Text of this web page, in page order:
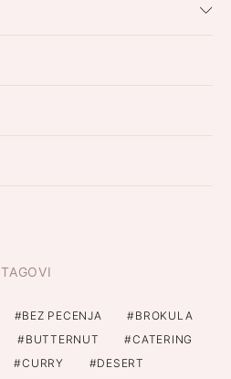
TAGOVI
BEZ PECENJA
BROKULA
BUTTERNUT
CATERING
CURRY
DESERT